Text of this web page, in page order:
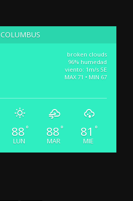
COLUMBUS
broken clouds
96% humedad
viento: 1m/s SE
MAX 71 • MIN 67
88 °
LUN
88 °
MAR
81 °
MIE